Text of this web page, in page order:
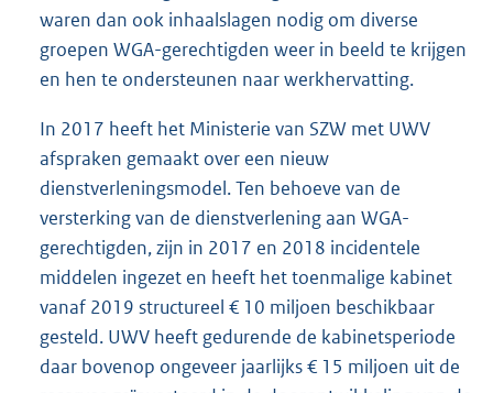
waren dan ook inhaalslagen nodig om diverse
groepen WGA-gerechtigden weer in beeld te krijgen
en hen te ondersteunen naar werkhervatting.
In 2017 heeft het Ministerie van SZW met UWV
afspraken gemaakt over een nieuw
dienstverleningsmodel. Ten behoeve van de
versterking van de dienstverlening aan WGA-
gerechtigden, zijn in 2017 en 2018 incidentele
middelen ingezet en heeft het toenmalige kabinet
vanaf 2019 structureel € 10 miljoen beschikbaar
gesteld. UWV heeft gedurende de kabinetsperiode
daar bovenop ongeveer jaarlijks € 15 miljoen uit de